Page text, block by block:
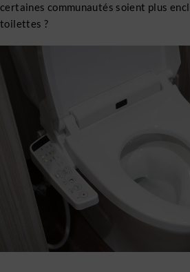
certaines communautés soient plus
toilettes ?